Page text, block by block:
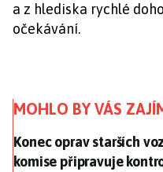
a z hlediska rychlé
očekávání.
MOHLO BY VÁS
Konec oprav starších
Konec oprav starších
komise připravuje